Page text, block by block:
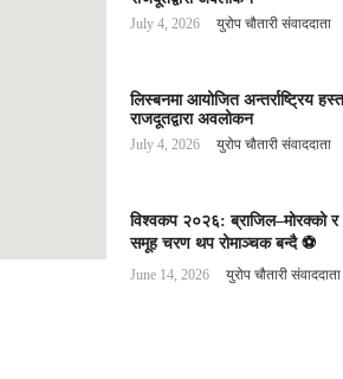
July 4, 2026 युरोप चौतारी संवाददाता
लिस्बनमा आयोजित अन्तर्राष्ट्रिय
राजदूतद्वारा अवलोकन
July 4, 2026 युरोप चौतारी संवाददाता
विश्वकप २०२६: ब्राजिल–मोरक्को
समूह चरण थप रोमाञ्चक बन्दै ⚽️
June 14, 2026 युरोप चौतारी संवाददाता